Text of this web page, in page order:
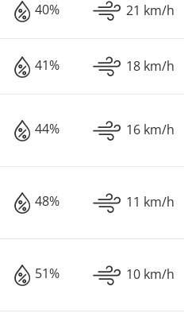
40% 21 km/h
41% 18 km/h
44% 16 km/h
48% 11 km/h
51% 10 km/h